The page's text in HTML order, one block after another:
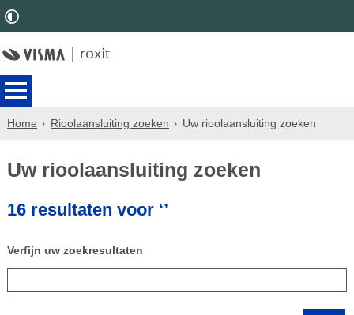
Home Rioolaansluiting zoeken Uw rioolaansluiting zoeken
Uw rioolaansluiting zoeken
16 resultaten voor ‘’
Verfijn uw zoekresultaten